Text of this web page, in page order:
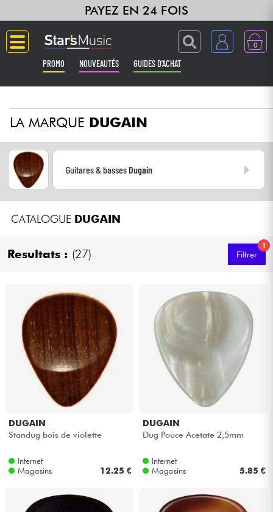
PAYEZ EN 24 FOIS
0
PROMO NOUVEAUTÉS GUIDES D'ACHAT
Guitares & Basses
Amplis & Effets
Claviers & Pianos
Synthés & Sampleurs
Home Studio
Micros & HF
DJ
Sono
LA MARQUE DUGAIN
Guitares & bassesDugain
CATALOGUE DUGAIN
Resultats : (27)
1
Filtrer
DUGAIN
Standug bois de violette
Internet
Magasins
12.25 €
DUGAIN
Dug Pouce Acetate 2,5mm
Internet
Magasins
5.85 €